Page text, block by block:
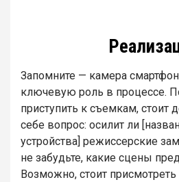
Запомните — камера
ключевую роль в процессе.
приступить к съемкам, стоит
себе вопрос: осилит ли
устройства] режиссерские
не забудьте, какие сцены
Возможно, стоит присмотреть